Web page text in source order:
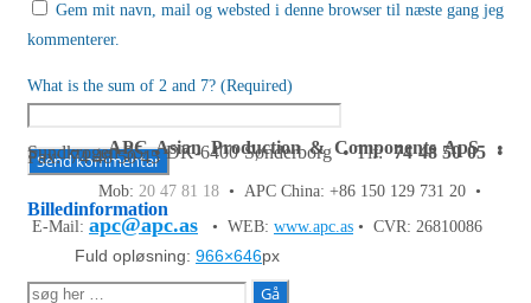
Gem mit navn, mail og websted i denne browser til næste gang jeg
kommenterer.
What is the sum of 2 and 7? (Required)
Billedinformation
Fuld opløsning: 966×646px
APC Asian Production & Components ApS•
Sundkrogen 35 • DK-6400 Sønderborg • Tlf:74 48 50 05•
Fax: 74 48 50 45
Mob: 20 47 81 18 • APC China: +86 150 129 731 20 •
E-Mail: apc@apc.as • WEB: www.apc.as • CVR: 26810086
Søg